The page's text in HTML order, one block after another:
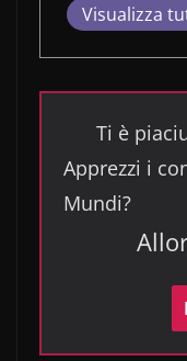
Visualizza
Ti è
Apprezzi i
Mundi?